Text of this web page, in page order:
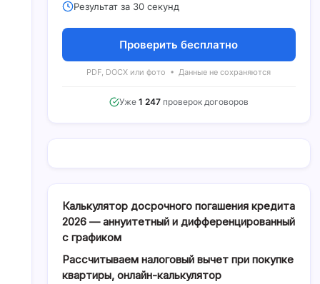
Результат за 30 секунд
Проверить бесплатно
PDF, DOCX или фото • Данные не сохраняются
Уже 1 247проверок договоров
Калькулятор досрочного погашения кредита
2026 — аннуитетный и дифференцированный
с графиком
Рассчитываем налоговый вычет при покупке
квартиры, онлайн-калькулятор